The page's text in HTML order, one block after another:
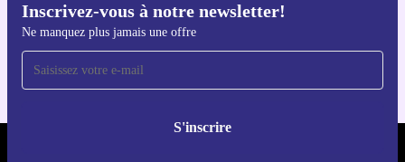
Inscrivez-vous à notre newsletter!
Ne manquez plus jamais une offre
S'inscrire
Téléchargez l'application refurbed
Pour iOS et Android